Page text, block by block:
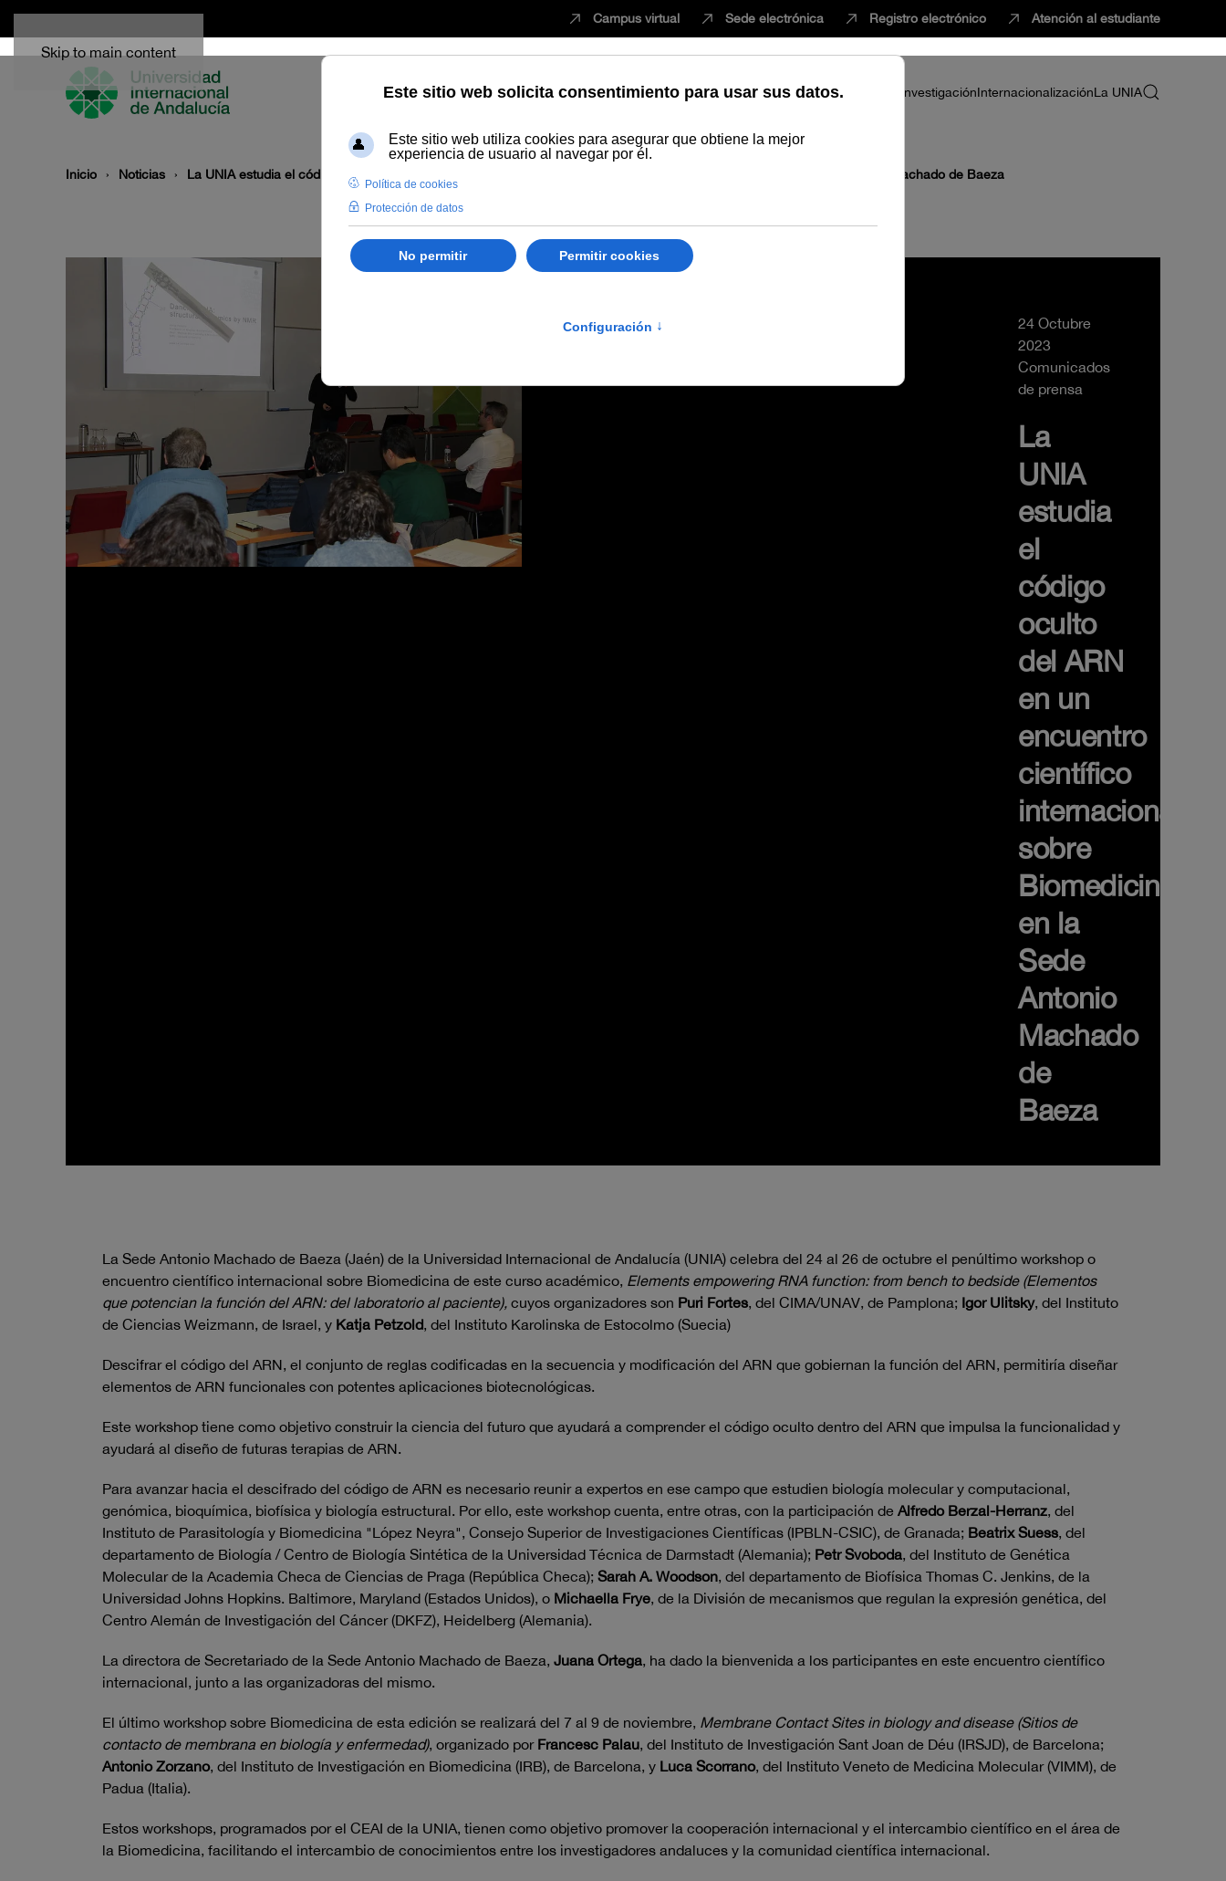
Skip to main content
Campus virtual Sede electrónica Registro electrónico Atención al estudiante
EstudiarInnovaciónVida universitariaProfesorado InvestigaciónInternacionalizaciónLa UNIA
Inicio Noticias La UNIA estudia el código oculto del ARN en un encuentro científico internacional sobre Biomedicina en la Sede Antonio Machado de Baeza
24 Octubre
2023
Comunicados
de prensa
La
UNIA
estudia
el
código
oculto
del ARN
en un
encuentro
científico
internacional
sobre
Biomedicina
en la
Sede
Antonio
Machado
de
Baeza
La Sede Antonio Machado de Baeza (Jaén) de la Universidad Internacional de Andalucía (UNIA) celebra del 24 al 26 de octubre el penúltimo workshop o
encuentro científico internacional sobre Biomedicina de este curso académico, Elements empowering RNA function: from bench to bedside (Elementos
que potencian la función del ARN: del laboratorio al paciente), cuyos organizadores son Puri Fortes, del CIMA/UNAV, de Pamplona; Igor Ulitsky, del Instituto
de Ciencias Weizmann, de Israel, y Katja Petzold, del Instituto Karolinska de Estocolmo (Suecia)
Descifrar el código del ARN, el conjunto de reglas codificadas en la secuencia y modificación del ARN que gobiernan la función del ARN, permitiría diseñar
elementos de ARN funcionales con potentes aplicaciones biotecnológicas.
Este workshop tiene como objetivo construir la ciencia del futuro que ayudará a comprender el código oculto dentro del ARN que impulsa la funcionalidad y
ayudará al diseño de futuras terapias de ARN.
Para avanzar hacia el descifrado del código de ARN es necesario reunir a expertos en ese campo que estudien biología molecular y computacional,
genómica, bioquímica, biofísica y biología estructural. Por ello, este workshop cuenta, entre otras, con la participación de Alfredo Berzal-Herranz, del
Instituto de Parasitología y Biomedicina "López Neyra", Consejo Superior de Investigaciones Científicas (IPBLN-CSIC), de Granada; Beatrix Suess, del
departamento de Biología / Centro de Biología Sintética de la Universidad Técnica de Darmstadt (Alemania); Petr Svoboda, del Instituto de Genética
Molecular de la Academia Checa de Ciencias de Praga (República Checa); Sarah A. Woodson, del departamento de Biofísica Thomas C. Jenkins, de la
Universidad Johns Hopkins. Baltimore, Maryland (Estados Unidos), o Michaella Frye, de la División de mecanismos que regulan la expresión genética, del
Centro Alemán de Investigación del Cáncer (DKFZ), Heidelberg (Alemania).
La directora de Secretariado de la Sede Antonio Machado de Baeza, Juana Ortega, ha dado la bienvenida a los participantes en este encuentro científico
internacional, junto a las organizadoras del mismo.
El último workshop sobre Biomedicina de esta edición se realizará del 7 al 9 de noviembre, Membrane Contact Sites in biology and disease (Sitios de
contacto de membrana en biología y enfermedad), organizado por Francesc Palau, del Instituto de Investigación Sant Joan de Déu (IRSJD), de Barcelona;
Antonio Zorzano, del Instituto de Investigación en Biomedicina (IRB), de Barcelona, y Luca Scorrano, del Instituto Veneto de Medicina Molecular (VIMM), de
Padua (Italia).
Estos workshops, programados por el CEAI de la UNIA, tienen como objetivo promover la cooperación internacional y el intercambio científico en el área de
la Biomedicina, facilitando el intercambio de conocimientos entre los investigadores andaluces y la comunidad científica internacional.